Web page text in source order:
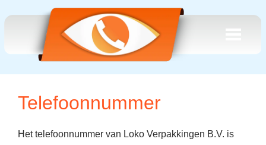
Telefoonnummer
Het telefoonnummer van Loko Verpakkingen B.V. is